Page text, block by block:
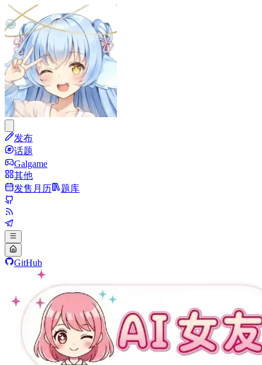
发布
话题
Galgame
其他
发售月历
题库
GitHub